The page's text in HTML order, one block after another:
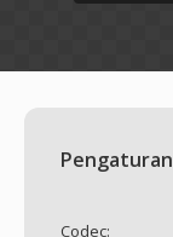
Pengaturan
Codec: